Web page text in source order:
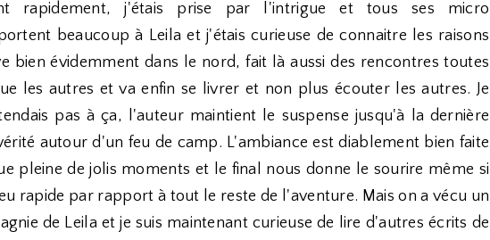
rapidement, j'étais prise par l'intrigue et tous ses micro
beaucoup à Leila et j'étais curieuse de connaitre les raisons
bien évidemment dans le nord, fait là aussi des rencontres toutes
les autres et va enfin se livrer et non plus écouter les autres. Je
pas à ça, l'auteur maintient le suspense jusqu'à la dernière
autour d'un feu de camp. L'ambiance est diablement bien faite
pleine de jolis moments et le final nous donne le sourire même si
rapide par rapport à tout le reste de l'aventure. Mais on a vécu un
de Leila et je suis maintenant curieuse de lire d'autres écrits de